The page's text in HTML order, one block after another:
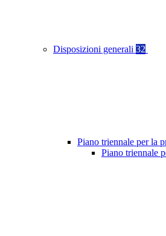
Disposizioni generali 32
Piano triennale per la
Piano triennale